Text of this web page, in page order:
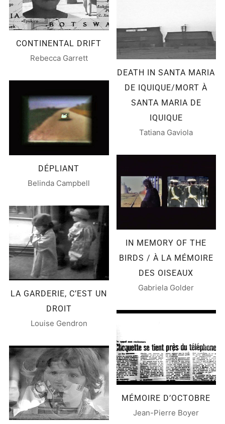
CONTINENTAL DRIFT
Rebecca Garrett
DEATH IN SANTA MARIA
DE IQUIQUE/MORT À
SANTA MARIA DE
IQUIQUE
Tatiana Gaviola
DÉPLIANT
Belinda Campbell
IN MEMORY OF THE
BIRDS / À LA MÉMOIRE
DES OISEAUX
Gabriela Golder
LA GARDERIE, C’EST UN
DROIT
Louise Gendron
MÉMOIRE D’OCTOBRE
Jean-Pierre Boyer